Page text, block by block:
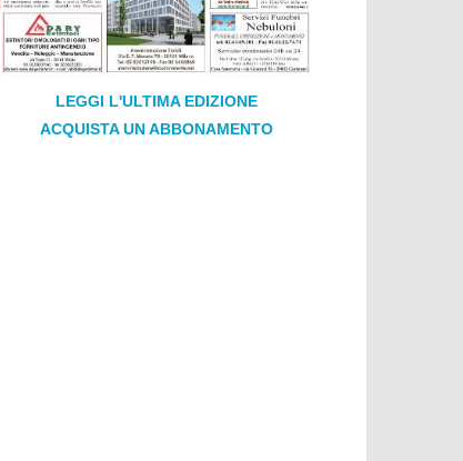
LEGGI L'ULTIMA EDIZIONE
ACQUISTA UN ABBONAMENTO